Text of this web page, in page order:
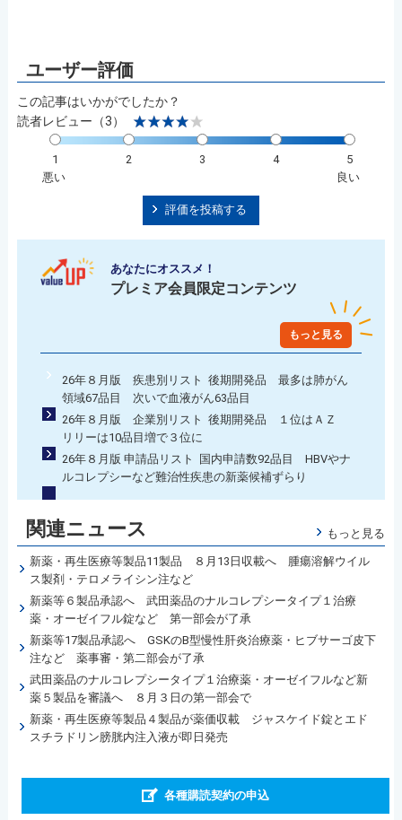
この記事はいかがでしたか？
読者レビュー（3）
1 2 3 4
5
悪い
良い
評価を投稿する
あなたにオススメ！
プレミア会員限定コンテンツ
もっと見る
26年８月版 疾患別リスト 後期開発品 最多は肺がん
領域67品目 次いで血液がん63品目
26年８月版 企業別リスト 後期開発品 １位はＡＺ
リリーは10品目増で３位に
26年８月版 申請品リスト 国内申請数92品目 HBVやナ
ルコレプシーなど難治性疾患の新薬候補ずらり
関連ニュース もっと見る
新薬・再生医療等製品11製品 ８月13日収載へ 腫瘍溶解ウイル
ス製剤・テロメライシン注など
新薬等６製品承認へ 武田薬品のナルコレプシータイプ１治療
薬・オーゼイフル錠など 第一部会が了承
新薬等17製品承認へ GSKのB型慢性肝炎治療薬・ヒブサーゴ皮下
注など 薬事審・第二部会が了承
武田薬品のナルコレプシータイプ１治療薬・オーゼイフルなど新
薬５製品を審議へ ８月３日の第一部会で
新薬・再生医療等製品４製品が薬価収載 ジャスケイド錠とエド
スチラドリン膀胱内注入液が即日発売
各種購読契約の申込